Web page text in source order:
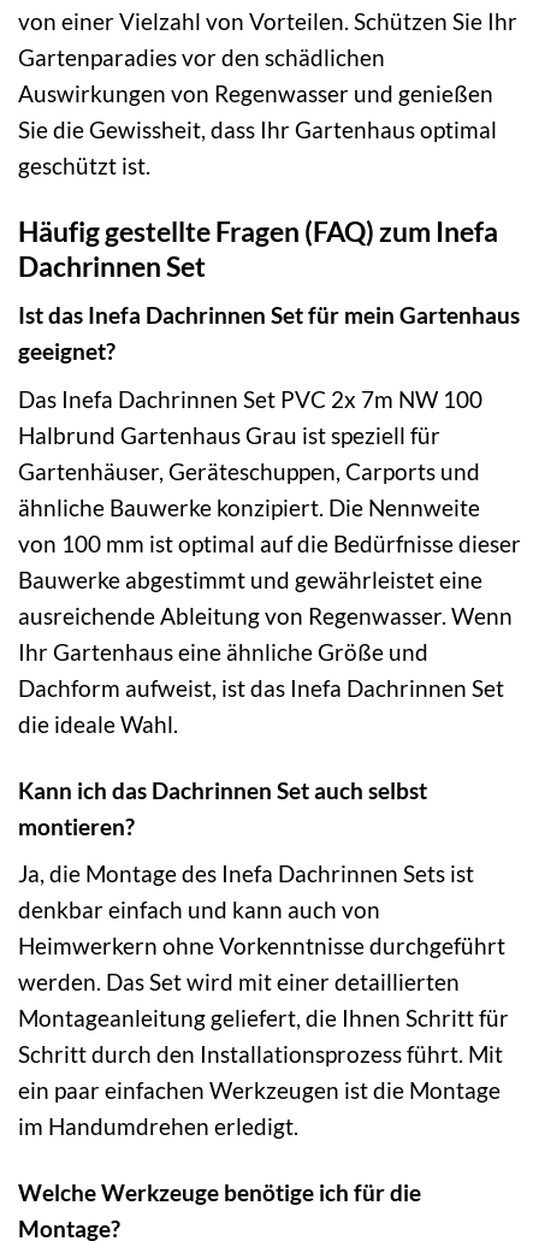
von einer Vielzahl von Vorteilen. Schützen Sie Ihr
Gartenparadies vor den schädlichen
Auswirkungen von Regenwasser und genießen
Sie die Gewissheit, dass Ihr Gartenhaus optimal
geschützt ist.
Häufig gestellte Fragen (FAQ) zum Inefa
Dachrinnen Set
Ist das Inefa Dachrinnen Set für mein Gartenhaus
geeignet?
Das Inefa Dachrinnen Set PVC 2x 7m NW 100
Halbrund Gartenhaus Grau ist speziell für
Gartenhäuser, Geräteschuppen, Carports und
ähnliche Bauwerke konzipiert. Die Nennweite
von 100 mm ist optimal auf die Bedürfnisse dieser
Bauwerke abgestimmt und gewährleistet eine
ausreichende Ableitung von Regenwasser. Wenn
Ihr Gartenhaus eine ähnliche Größe und
Dachform aufweist, ist das Inefa Dachrinnen Set
die ideale Wahl.
Kann ich das Dachrinnen Set auch selbst
montieren?
Ja, die Montage des Inefa Dachrinnen Sets ist
denkbar einfach und kann auch von
Heimwerkern ohne Vorkenntnisse durchgeführt
werden. Das Set wird mit einer detaillierten
Montageanleitung geliefert, die Ihnen Schritt für
Schritt durch den Installationsprozess führt. Mit
ein paar einfachen Werkzeugen ist die Montage
im Handumdrehen erledigt.
Welche Werkzeuge benötige ich für die
Montage?